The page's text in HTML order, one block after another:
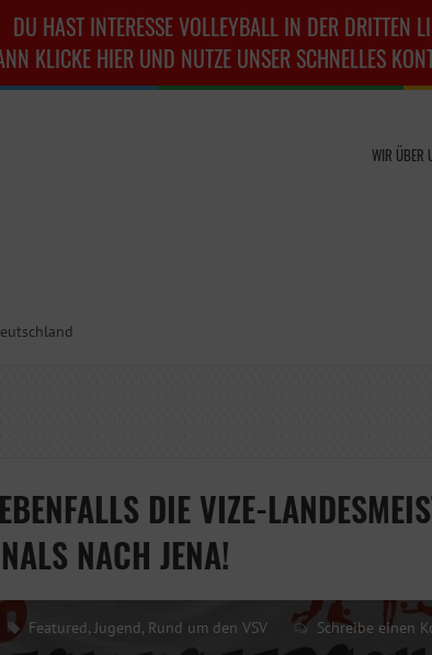
DU HAST INTERESSE VOLLEYBALL IN DER DRITTEN
KLICKE HIER UND NUTZE UNSER SCHNELLES
WIR ÜBER
DIE VIZE-
NACH JENA!
Featured, Jugend, Rund um den VSV Schreibe einen